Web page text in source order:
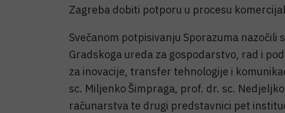
Zagreba dobiti potporu u procesu
Svečanom potpisivanju Sporazuma nazočili
Gradskoga ureda za gospodarstvo, rad i
za inovacije, transfer tehnologije i
sc. Miljenko Šimpraga, prof. dr. sc.
računarstva te drugi predstavnici pet